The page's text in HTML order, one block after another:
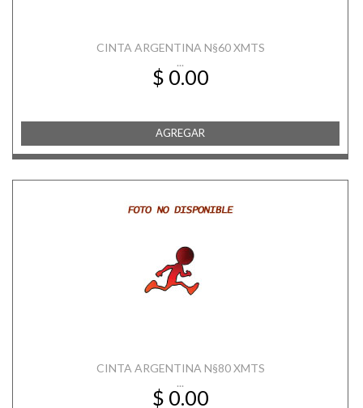
CINTA ARGENTINA N§60 XMTS
...
$ 0.00
AGREGAR
CINTA ARGENTINA N§80 XMTS
...
$ 0.00